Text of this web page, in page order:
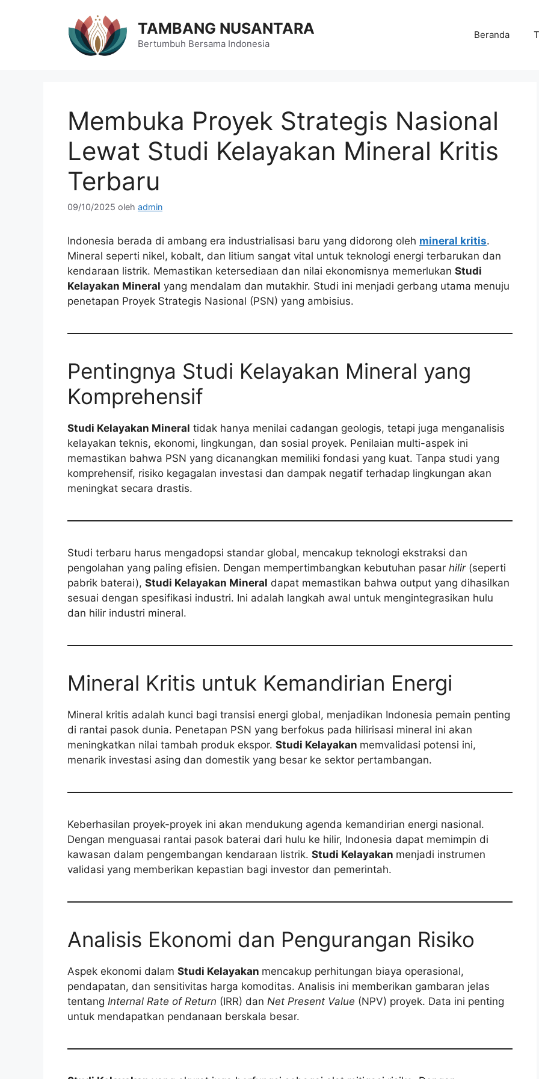
TAMBANG NUSANTARA
Bertumbuh Bersama Indonesia
Beranda
Membuka Proyek Strategis Nasional
Lewat Studi Kelayakan Mineral Kritis
Terbaru
09/10/2025 oleh admin
Indonesia berada di ambang era industrialisasi baru yang didorong oleh mineral kritis.
Mineral seperti nikel, kobalt, dan litium sangat vital untuk teknologi energi terbarukan dan
kendaraan listrik. Memastikan ketersediaan dan nilai ekonomisnya memerlukan Studi
Kelayakan Mineral yang mendalam dan mutakhir. Studi ini menjadi gerbang utama menuju
penetapan Proyek Strategis Nasional (PSN) yang ambisius.
Pentingnya Studi Kelayakan Mineral yang
Komprehensif
Studi Kelayakan Mineral tidak hanya menilai cadangan geologis, tetapi juga menganalisis
kelayakan teknis, ekonomi, lingkungan, dan sosial proyek. Penilaian multi-aspek ini
memastikan bahwa PSN yang dicanangkan memiliki fondasi yang kuat. Tanpa studi yang
komprehensif, risiko kegagalan investasi dan dampak negatif terhadap lingkungan akan
meningkat secara drastis.
Studi terbaru harus mengadopsi standar global, mencakup teknologi ekstraksi dan
pengolahan yang paling efisien. Dengan mempertimbangkan kebutuhan pasar hilir(seperti
pabrik baterai), Studi Kelayakan Mineral dapat memastikan bahwa output yang dihasilkan
sesuai dengan spesifikasi industri. Ini adalah langkah awal untuk mengintegrasikan hulu
dan hilir industri mineral.
Mineral Kritis untuk Kemandirian Energi
Mineral kritis adalah kunci bagi transisi energi global, menjadikan Indonesia pemain penting
di rantai pasok dunia. Penetapan PSN yang berfokus pada hilirisasi mineral ini akan
meningkatkan nilai tambah produk ekspor. Studi Kelayakan memvalidasi potensi ini,
menarik investasi asing dan domestik yang besar ke sektor pertambangan.
Keberhasilan proyek-proyek ini akan mendukung agenda kemandirian energi nasional.
Dengan menguasai rantai pasok baterai dari hulu ke hilir, Indonesia dapat memimpin di
kawasan dalam pengembangan kendaraan listrik. Studi Kelayakan menjadi instrumen
validasi yang memberikan kepastian bagi investor dan pemerintah.
Analisis Ekonomi dan Pengurangan Risiko
Aspek ekonomi dalam Studi Kelayakan mencakup perhitungan biaya operasional,
pendapatan, dan sensitivitas harga komoditas. Analisis ini memberikan gambaran jelas
tentang Internal Rate of Return (IRR) dan Net Present Value (NPV) proyek. Data ini penting
untuk mendapatkan pendanaan berskala besar.